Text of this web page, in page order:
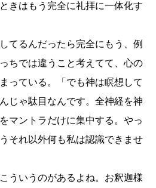
きはもう完全に礼拝に一体化す
てるんだったら完全にもう、例
ちでは違うこと考えてて、心の
っている。「でも神は瞑想して
じゃ駄目なんです。全神経を神
マントラだけに集中する。やっ
それ以外何も私は認識できませ
ういうのがあるよね。お釈迦様